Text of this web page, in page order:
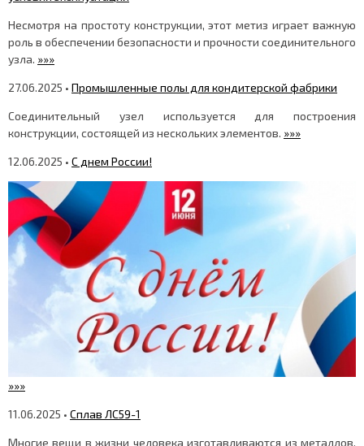
Несмотря на простоту конструкции, этот метиз играет важную
роль в обеспечении безопасности и прочности соединительного
узла. »»»
27.06.2025 • Промышленные полы для кондитерской фабрики
Соединительный узел используется для построения
конструкции, состоящей из нескольких элементов. »»»
12.06.2025 • С днем России!
»»»
11.06.2025 • Сплав ЛС59-1
Многие вещи в жизни человека изготавливаются из металлов.